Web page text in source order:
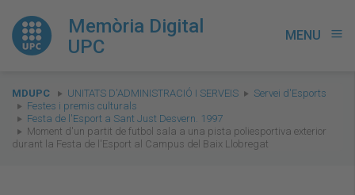
Memòria Digital
UPC
MENU menu
You
are
here:
MDUPC UNITATS D'ADMINISTRACIÓ I SERVEIS
Servei d'Esports
Festes i premis culturals
Festa de l'Esport a Sant Just Desvern. 1997
Moment d'un partit de futbol sala a una pista poliesportiva exterior
durant la Festa de l'Esport al Campus del Baix Llobregat